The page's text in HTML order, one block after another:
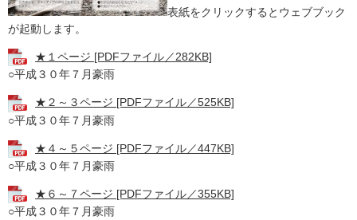
表紙をクリックするとウェブブック
が起動します。
★１ページ [PDFファイル／282KB]
○平成３０年７月豪雨
★２～３ページ [PDFファイル／525KB]
○平成３０年７月豪雨
★４～５ページ [PDFファイル／447KB]
○平成３０年７月豪雨
★６～７ページ [PDFファイル／355KB]
○平成３０年７月豪雨